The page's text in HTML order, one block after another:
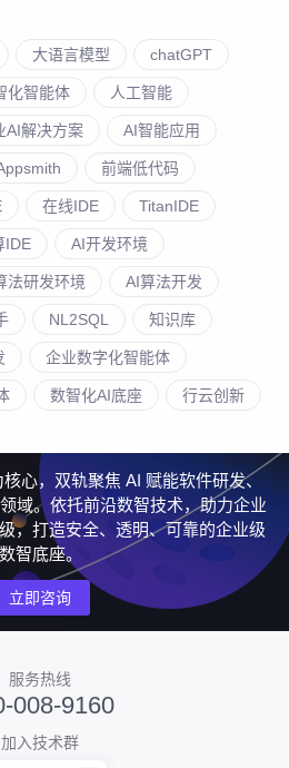
大语言模型 chatGPT
化智能体 人工智能
AI解决方案 AI智能应用
前端低代码
在线IDE TitanIDE
IDE AI开发环境
法研发环境 AI算法开发
NL2SQL 知识库
企业数字化智能体
数智化AI底座 行云创新
心，双轨聚焦 AI 赋能软件研发、
域。依托前沿数智技术，助力企业
，打造安全、透明、可靠的企业级
数智底座。
立即咨询
服务热线
008-9160
加入技术群